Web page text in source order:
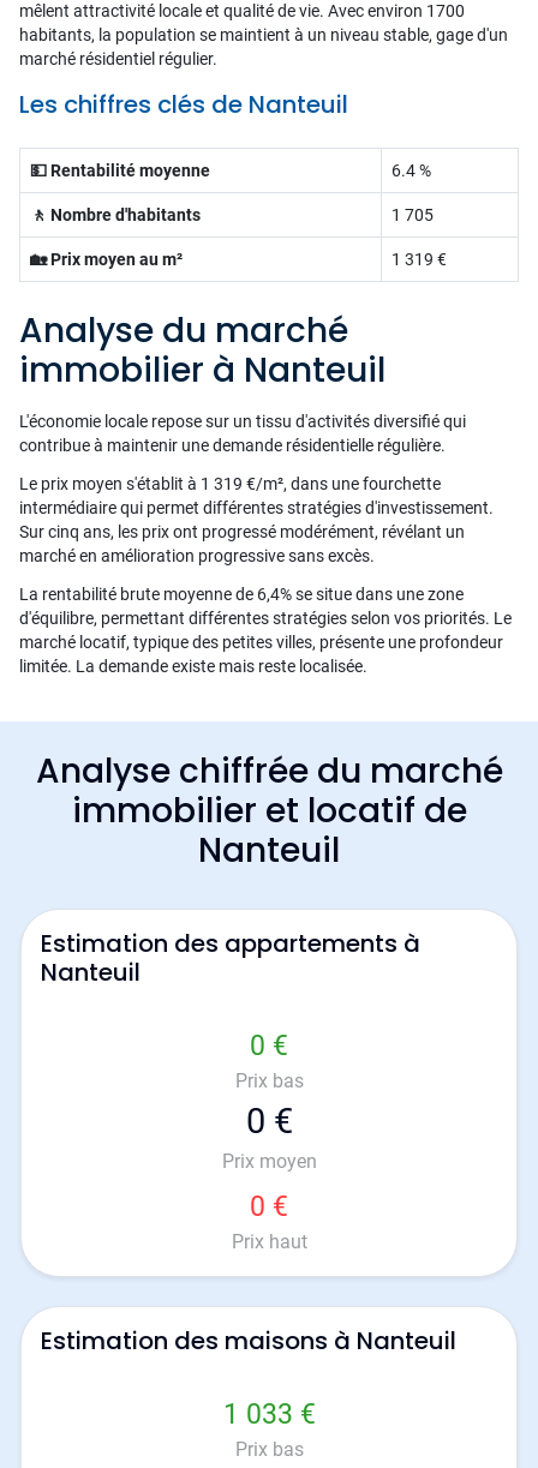
mêlent attractivité locale et qualité de vie. Avec environ 1700
habitants, la population se maintient à un niveau stable, gage d'un
marché résidentiel régulier.
Les chiffres clés de Nanteuil
💵 Rentabilité moyenne 6.4 %
🚶 Nombre d'habitants 1 705
🏡 Prix moyen au m² 1 319 €
Analyse du marché
immobilier à Nanteuil
L'économie locale repose sur un tissu d'activités diversifié qui
contribue à maintenir une demande résidentielle régulière.
Le prix moyen s'établit à 1 319 €/m², dans une fourchette
intermédiaire qui permet différentes stratégies d'investissement.
Sur cinq ans, les prix ont progressé modérément, révélant un
marché en amélioration progressive sans excès.
La rentabilité brute moyenne de 6,4% se situe dans une zone
d'équilibre, permettant différentes stratégies selon vos priorités. Le
marché locatif, typique des petites villes, présente une profondeur
limitée. La demande existe mais reste localisée.
Analyse chiffrée du marché
immobilier et locatif de
Nanteuil
Estimation des appartements à
Nanteuil
0 €
Prix bas
0 €
Prix moyen
0 €
Prix haut
Estimation des maisons à Nanteuil
1 033 €
Prix bas